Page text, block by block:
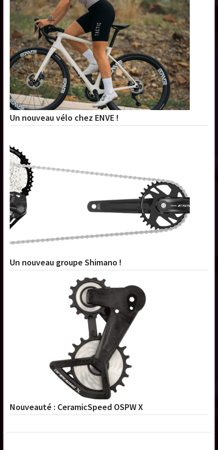
Un nouveau vélo chez ENVE !
Un nouveau groupe Shimano !
Nouveauté : CeramicSpeed OSPW X